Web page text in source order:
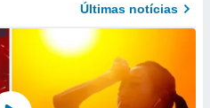
Últimas notícias